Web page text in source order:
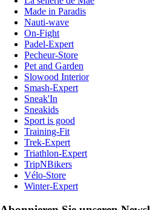
Made in Paradis
Nauti-wave
On-Fight
Padel-Expert
Pecheur-Store
Pet and Garden
Slowood Interior
Smash-Expert
Sneak'In
Sneakids
Sport is good
Training-Fit
Trek-Expert
Triathlon-Expert
TripNBikers
Vélo-Store
Winter-Expert